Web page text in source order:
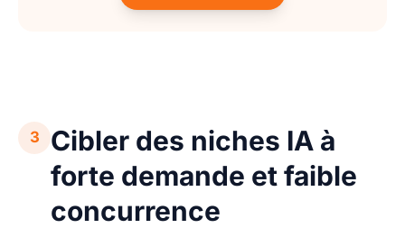
3
Cibler des niches IA à
forte demande et faible
concurrence